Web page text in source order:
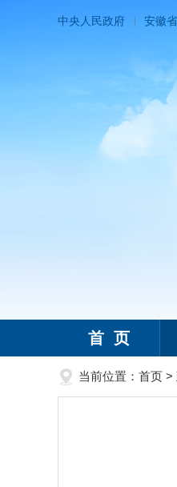
中央人民政府 安徽
首 页
当前位置： 首页 >